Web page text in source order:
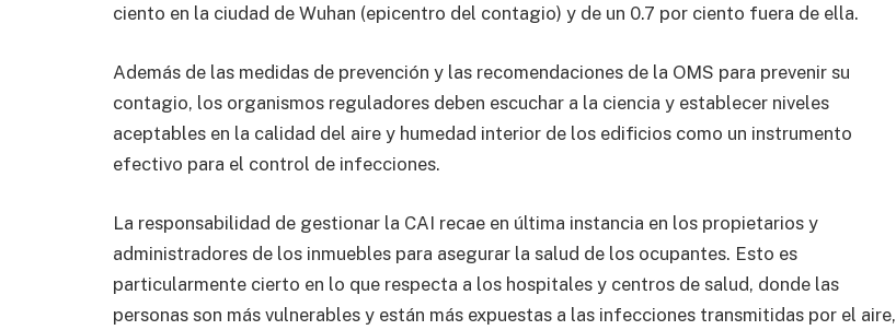
ciento en la ciudad de Wuhan (epicentro del contagio) y de un 0.7 por ciento fuera de ella.
Además de las medidas de prevención y las recomendaciones de la OMS para prevenir su
contagio, los organismos reguladores deben escuchar a la ciencia y establecer niveles
aceptables en la calidad del aire y humedad interior de los edificios como un instrumento
efectivo para el control de infecciones.
La responsabilidad de gestionar la CAI recae en última instancia en los propietarios y
administradores de los inmuebles para asegurar la salud de los ocupantes. Esto es
particularmente cierto en lo que respecta a los hospitales y centros de salud, donde las
personas son más vulnerables y están más expuestas a las infecciones transmitidas por el aire,